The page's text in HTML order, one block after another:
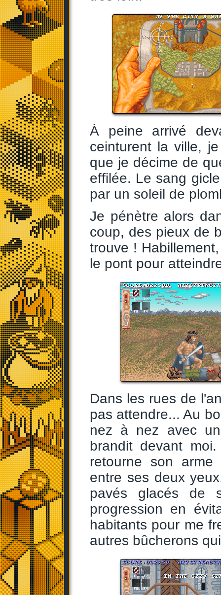
À peine arrivé
ceinturent la ville,
que je décime de
effilée. Le sang
par un soleil de
Je pénètre alors
coup, des pieux de
trouve !
le pont pour
Dans les rues de
pas attendre... Au
nez à nez avec
brandit devant
retourne son
entre ses deux
pavés glacés de
progression en
habitants pour me
autres bûcherons